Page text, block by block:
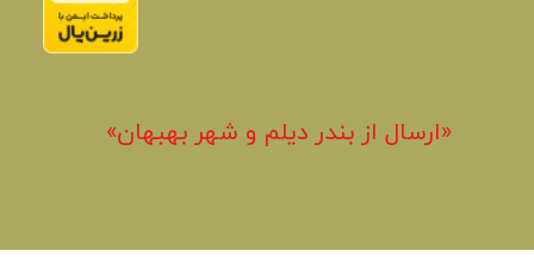
«​ارسال از بندر دیلم و شهر بهبهان»